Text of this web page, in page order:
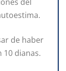
de haber
dianas.